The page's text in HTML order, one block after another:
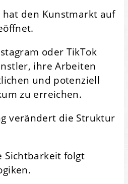
den Kunstmarkt auf
oder TikTok
ihre Arbeiten
und potenziell
zu erreichen.
verändert die Struktur
Sichtbarkeit folgt